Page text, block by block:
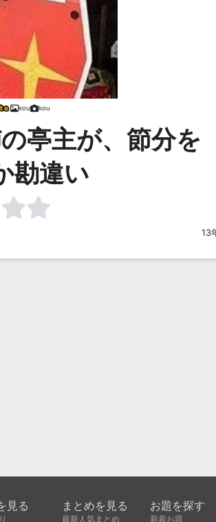
kou kou
亭主が、節分を
勘違い
13
見る まとめを見る
最新人気まとめ
お題を探す
新着お題